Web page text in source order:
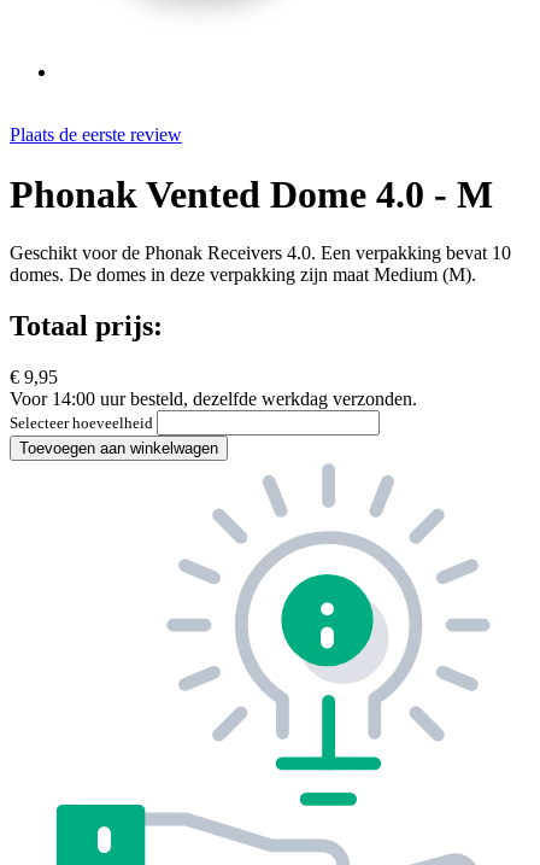
Plaats de eerste review
Phonak Vented Dome 4.0 - M
Geschikt voor de Phonak Receivers 4.0. Een verpakking bevat 10
domes. De domes in deze verpakking zijn maat Medium (M).
Totaal prijs:
€ 9,95
Voor 14:00 uur besteld, dezelfde werkdag verzonden.
Selecteer hoeveelheid
Toevoegen aan winkelwagen